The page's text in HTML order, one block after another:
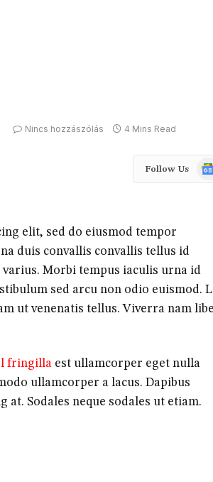
Nincs hozzászólás 4 Mins Read
Follow Us
elit, sed do eiusmod tempor
duis convallis convallis tellus id
Morbi tempus iaculis urna id
sed arcu non odio euismod.
ut venenatis tellus. Viverra nam
fringillaest ullamcorper eget nulla
ullamcorper a lacus. Dapibus
Sodales neque sodales ut etiam.